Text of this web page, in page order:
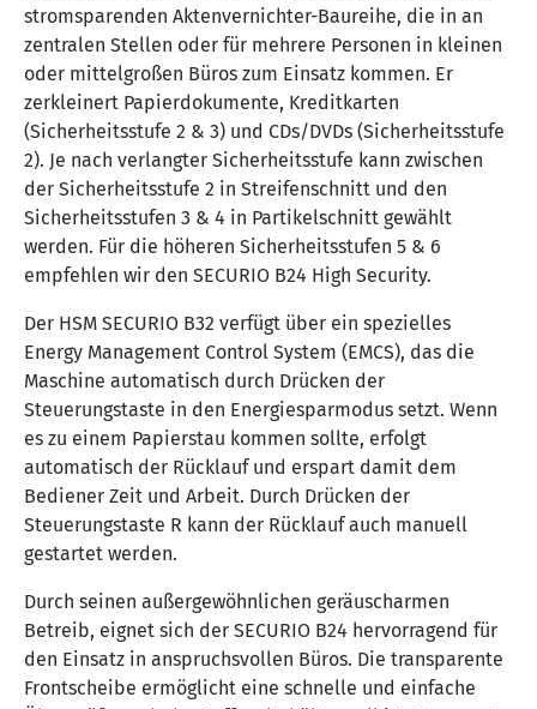
stromsparenden Aktenvernichter-Baureihe, die in an
zentralen Stellen oder für mehrere Personen in kleinen
oder mittelgroßen Büros zum Einsatz kommen. Er
zerkleinert Papierdokumente, Kreditkarten
(Sicherheitsstufe 2 & 3) und CDs/DVDs (Sicherheitsstufe
2). Je nach verlangter Sicherheitsstufe kann zwischen
der Sicherheitsstufe 2 in Streifenschnitt und den
Sicherheitsstufen 3 & 4 in Partikelschnitt gewählt
werden. Für die höheren Sicherheitsstufen 5 & 6
empfehlen wir den SECURIO B24 High Security.
Der HSM SECURIO B32 verfügt über ein spezielles
Energy Management Control System (EMCS), das die
Maschine automatisch durch Drücken der
Steuerungstaste in den Energiesparmodus setzt. Wenn
es zu einem Papierstau kommen sollte, erfolgt
automatisch der Rücklauf und erspart damit dem
Bediener Zeit und Arbeit. Durch Drücken der
Steuerungstaste R kann der Rücklauf auch manuell
gestartet werden.
Durch seinen außergewöhnlichen geräuscharmen
Betreib, eignet sich der SECURIO B24 hervorragend für
den Einsatz in anspruchsvollen Büros. Die transparente
Frontscheibe ermöglicht eine schnelle und einfache